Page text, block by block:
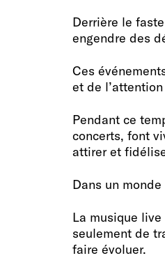
Derrière le
engendre des
Ces
et de
Pendant ce
concerts, font
attirer et
Dans un
La musique
seulement de
faire évoluer.